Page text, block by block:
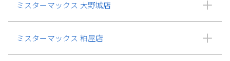
ミスターマックス 大野城店
ミスターマックス 粕屋店